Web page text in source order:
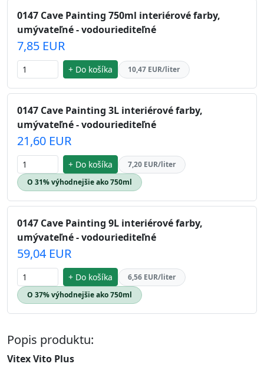
0147 Cave Painting 750ml interiérové farby,
umývateľné - vodouriediteľné
7,85 EUR
+ Do košíka 10,47 EUR/liter
0147 Cave Painting 3L interiérové farby,
umývateľné - vodouriediteľné
21,60 EUR
+ Do košíka
7,20 EUR/liter
O 31% výhodnejšie ako 750ml
0147 Cave Painting 9L interiérové farby,
umývateľné - vodouriediteľné
59,04 EUR
+ Do košíka
6,56 EUR/liter
O 37% výhodnejšie ako 750ml
Popis produktu:
Vitex Vito Plus